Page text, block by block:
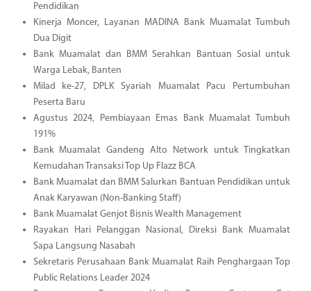
Pendidikan
Kinerja Moncer, Layanan MADINA Bank Muamalat Tumbuh
Dua Digit
Bank Muamalat dan BMM Serahkan Bantuan Sosial untuk
Warga Lebak, Banten
Milad ke-27, DPLK Syariah Muamalat Pacu Pertumbuhan
Peserta Baru
Agustus 2024, Pembiayaan Emas Bank Muamalat Tumbuh
191%
Bank Muamalat Gandeng Alto Network untuk Tingkatkan
Kemudahan Transaksi Top Up Flazz BCA
Bank Muamalat dan BMM Salurkan Bantuan Pendidikan untuk
Anak Karyawan (Non-Banking Staff)
Bank Muamalat Genjot Bisnis Wealth Management
Rayakan Hari Pelanggan Nasional, Direksi Bank Muamalat
Sapa Langsung Nasabah
Sekretaris Perusahaan Bank Muamalat Raih Penghargaan Top
Public Relations Leader 2024